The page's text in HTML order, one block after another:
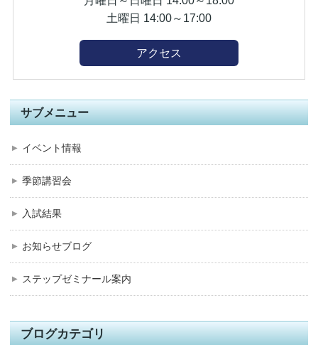
土曜日 14:00～17:00
アクセス
サブメニュー
イベント情報
季節講習会
入試結果
お知らせブログ
ステップゼミナール案内
ブログカテゴリ